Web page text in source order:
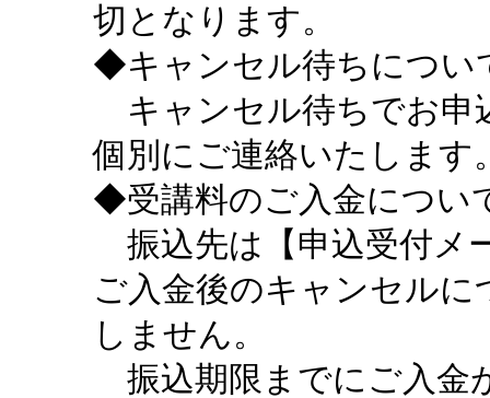
切となります。
◆キャンセル待ちについ
キャンセル待ちでお申
個別にご連絡いたします
◆受講料のご入金につい
振込先は【申込受付メ
ご入金後のキャンセル
しません。
振込期限までにご入金